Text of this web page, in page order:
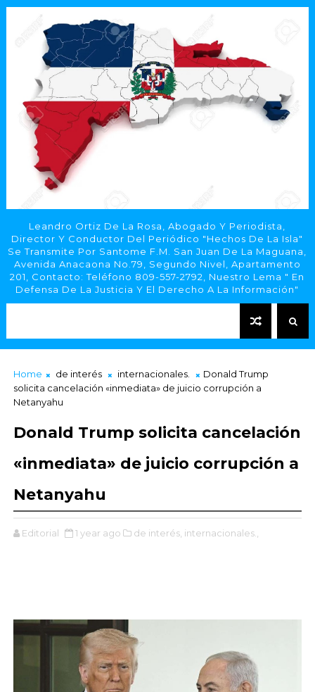
Leandro Ortiz De La Rosa, Abogado Y Periodista,
Director Y Conductor Del Periódico "Hechos De La Isla"
Se Transmite Por Santome F.M. San Juan De La Maguana,
Avenida Anacaona No.79, Segundo Nivel, Apartamento
201, Contacto: Teléfono 809-557-2792, Nuestro Lema " En
Defensa De La Justicia Y El Derecho A La Información"
Home de interés internacionales.
Donald Trump
solicita cancelación «inmediata» de juicio corrupción a
Netanyahu
Donald Trump solicita cancelación
«inmediata» de juicio corrupción a
Netanyahu
Editorial 1 year ago de interés, internacionales.,